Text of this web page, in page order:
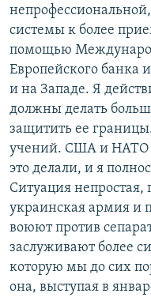
системы к более
помощью
Европейского банка
и на Западе. Я
должны делать
защитить ее
учений. США и НАТО
это делали, и я
Ситуация непростая,
украинская армия и
воюют против
заслуживают более
которую мы до сих
она, выступая в